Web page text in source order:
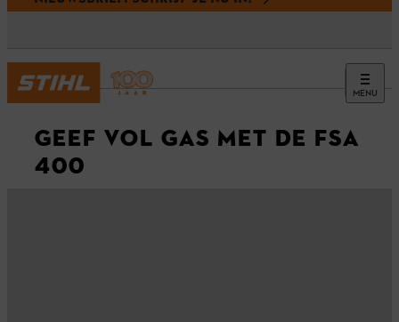
MENU
GEEF VOL GAS MET DE FSA
400